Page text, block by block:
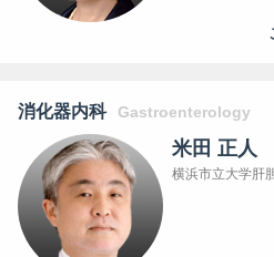
消化器内科 Gastroenterology
米田 正人
横浜市立大学肝